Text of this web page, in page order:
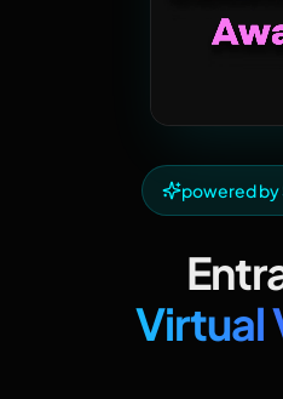
powered by
Virtual